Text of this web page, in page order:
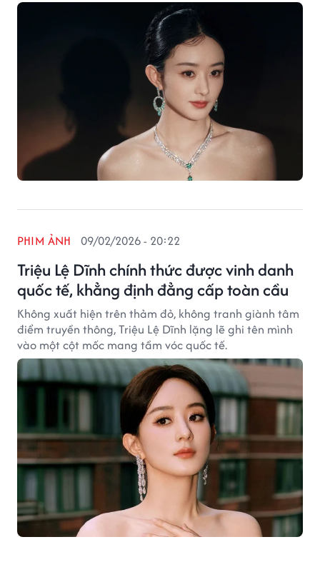
Triệu Lệ Dĩnh chính thức được vinh danh
quốc tế, khẳng định đẳng cấp toàn cầu
PHIM ẢNH 09/02/2026 - 20:22
Không xuất hiện trên thảm đỏ, không tranh giành tâm
điểm truyền thông, Triệu Lệ Dĩnh lặng lẽ ghi tên mình
vào một cột mốc mang tầm vóc quốc tế.